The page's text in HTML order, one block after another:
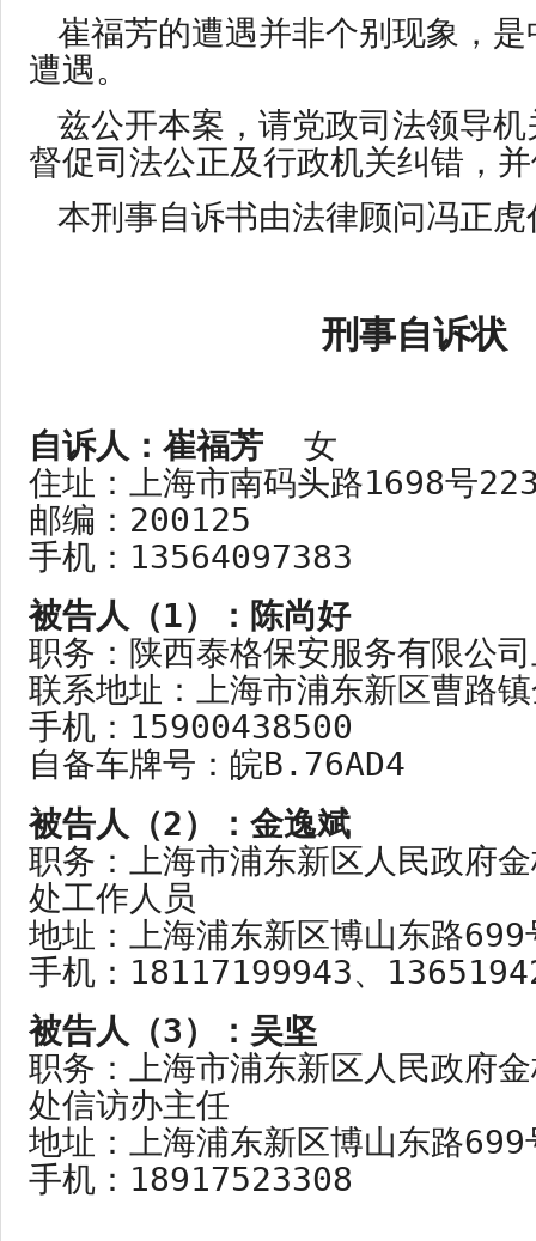
崔福芳的遭遇并非个别现象，
遭遇。
兹公开本案，请党政司法领导
督促司法公正及行政机关纠错，
本刑事自诉书由法律顾问冯正虎
刑事自诉状
自诉人：崔福芳 女
住址：上海市南码头路1698号
邮编：200125
手机：13564097383
被告人（1）：陈尚好
职务：陕西泰格保安服务有限公
联系地址：上海市浦东新区曹路
手机：15900438500
自备车牌号：皖B.76AD4
被告人（2）：金逸斌
职务：上海市浦东新区人民政府
处工作人员
地址：上海浦东新区博山东路699
手机：18117199943、
被告人（3）：吴坚
职务：上海市浦东新区人民政府
处信访办主任
地址：上海浦东新区博山东路699
手机：18917523308